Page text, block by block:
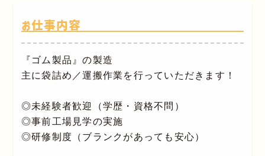
お仕事内容
『ゴム製品』の製造
主に袋詰め／運搬作業を行っていただきます！
◎未経験者歓迎（学歴・資格不問）
◎事前工場見学の実施
◎研修制度（ブランクがあっても安心）